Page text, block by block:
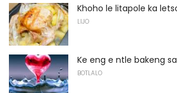
Khoho le litapole ka
LIJO
Ke eng e ntle bakeng
BOTLALO